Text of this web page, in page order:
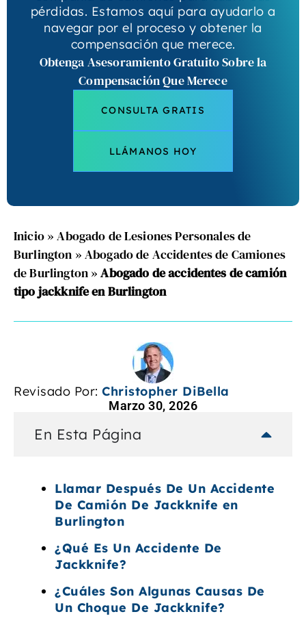
pérdidas. Estamos aquí para ayudarlo a
navegar por el proceso y obtener la
compensación que merece.
Obtenga Asesoramiento Gratuito Sobre la
Compensación Que Merece
CONSULTA GRATIS
LLÁMANOS HOY
Inicio»Abogado de Lesiones Personales de
Burlington » Abogado de Accidentes de Camiones
de Burlington»Abogado de accidentes de camión
tipo jackknife en Burlington
Revisado Por: Christopher DiBella
Marzo 30, 2026
En Esta Página
Llamar Después De Un Accidente
De Camión De Jackknife en
Burlington
¿Qué Es Un Accidente De
Jackknife?
¿Cuáles Son Algunas Causas De
Un Choque De Jackknife?